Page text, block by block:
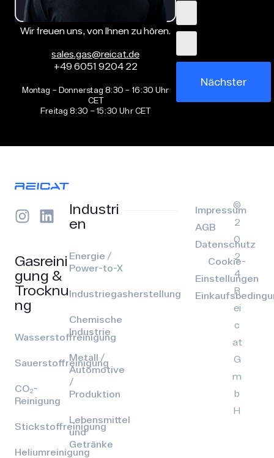
Wir freuen uns, von Ihnen zu hören.
sales.gas@reicat.de
+49 6051 9204 22
Montag – Donnerstag 8:30 – 16:30 Uhr
CET
Freitag 8:30 – 15:30 Uhr CET
Nächster
Gasreini
gung &
Trocknu
ng
Wasserstoffreinigung
Sauerstoffreinigung
CO₂-
Reinigung
Stickstoffreinigung
Heliumreinigung
Industri
en
Energie /
Power-to-X
Industriegasherstellung
Chemische
Industrie
Metall /
Automotive
/
Produktion
Lebensmittel
und
Getränke
Impressum
AGB
Datenschutz
Cookie-
Einstellungen
©
2
0
2
4
R
ei
c
at
G
m
b
H